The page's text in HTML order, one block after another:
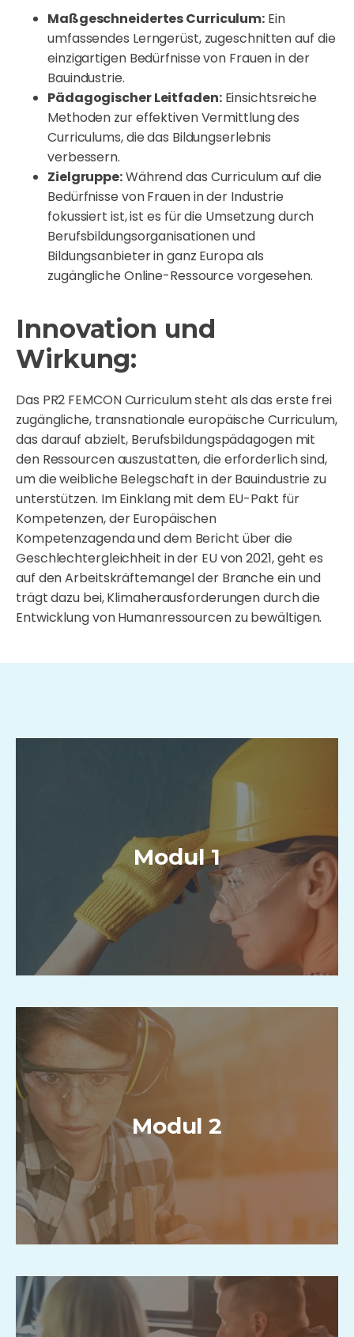
Maßgeschneidertes Curriculum: Ein
umfassendes Lerngerüst, zugeschnitten auf die
einzigartigen Bedürfnisse von Frauen in der
Bauindustrie.
Pädagogischer Leitfaden:Einsichtsreiche
Methoden zur effektiven Vermittlung des
Curriculums, die das Bildungserlebnis
verbessern.
Zielgruppe:Während das Curriculum auf die
Bedürfnisse von Frauen in der Industrie
fokussiert ist, ist es für die Umsetzung durch
Berufsbildungsorganisationen und
Bildungsanbieter in ganz Europa als
zugängliche Online-Ressource vorgesehen.
Innovation und
Wirkung:
Das PR2 FEMCON Curriculum steht als das erste frei
zugängliche, transnationale europäische Curriculum,
das darauf abzielt, Berufsbildungspädagogen mit
den Ressourcen auszustatten, die erforderlich sind,
um die weibliche Belegschaft in der Bauindustrie zu
unterstützen. Im Einklang mit dem EU-Pakt für
Kompetenzen, der Europäischen
Kompetenzagenda und dem Bericht über die
Geschlechtergleichheit in der EU von 2021, geht es
auf den Arbeitskräftemangel der Branche ein und
trägt dazu bei, Klimaherausforderungen durch die
Entwicklung von Humanressourcen zu bewältigen.
Modul 1
Modul 2